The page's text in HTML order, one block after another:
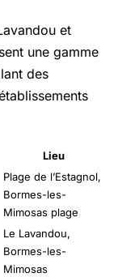
et
une gamme
des
Lieu
Plage de l’Estagnol,
Bormes-les-
Mimosas plage
Le Lavandou,
Bormes-les-
Mimosas